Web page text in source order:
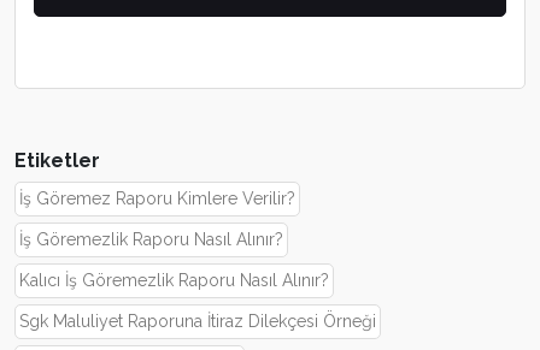
Etiketler
İş Göremez Raporu Kimlere Verilir?
İş Göremezlik Raporu Nasıl Alınır?
Kalıcı İş Göremezlik Raporu Nasıl Alınır?
Sgk Maluliyet Raporuna İtiraz Dilekçesi Örneği